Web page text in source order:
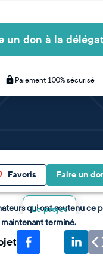
un don à la
Paiement 100% sécurisé
Favoris Faire un
Le projet
qui ont soutenu ce
maintenant terminé.